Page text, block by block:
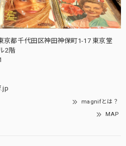
京都千代田区神田神保町1-17 東京堂
2階
magnifとは？
MAP